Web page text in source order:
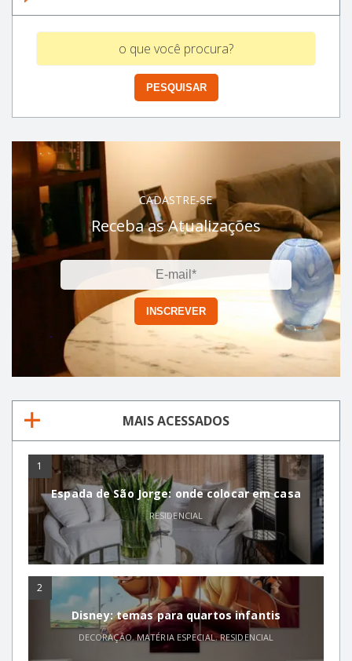
CADASTRE-SE
Receba as Atualizações
MAIS ACESSADOS
1
Espada de São Jorge: onde colocar em casa
RESIDENCIAL
2
Disney: temas para quartos infantis
DECORAÇÃO,MATÉRIA ESPECIAL,RESIDENCIAL